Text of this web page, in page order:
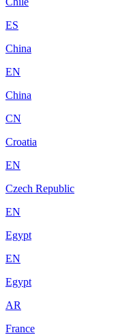
ES
China
EN
China
CN
Croatia
EN
Czech Republic
EN
Egypt
EN
Egypt
AR
France